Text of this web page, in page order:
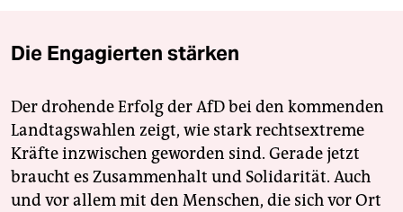
Die Engagierten stärken
Der drohende Erfolg der AfD bei den kommenden
Landtagswahlen zeigt, wie stark rechtsextreme
Kräfte inzwischen geworden sind. Gerade jetzt
braucht es Zusammenhalt und Solidarität. Auch
und vor allem mit den Menschen, die sich vor Ort